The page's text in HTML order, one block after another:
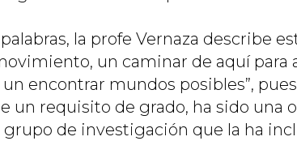
la profe Vernaza describe
un caminar de aquí para
encontrar mundos posibles”,
un requisito de grado, ha sido una
de investigación que la ha